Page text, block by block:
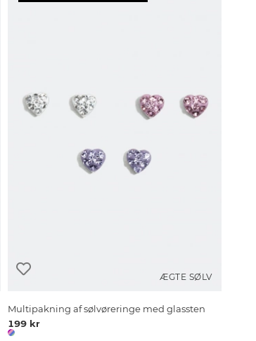
ÆGTE SØLV
Multipakning af sølvøreringe med glassten
199 kr